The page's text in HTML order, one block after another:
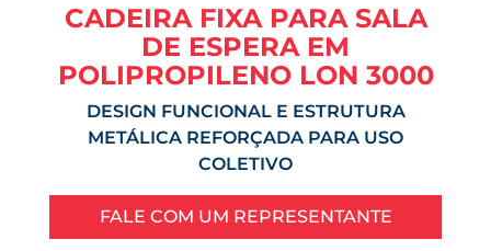
CADEIRA FIXA PARA SALA
DE ESPERA EM
POLIPROPILENO LON 3000
DESIGN FUNCIONAL E ESTRUTURA
METÁLICA REFORÇADA PARA USO
COLETIVO
FALE COM UM REPRESENTANTE